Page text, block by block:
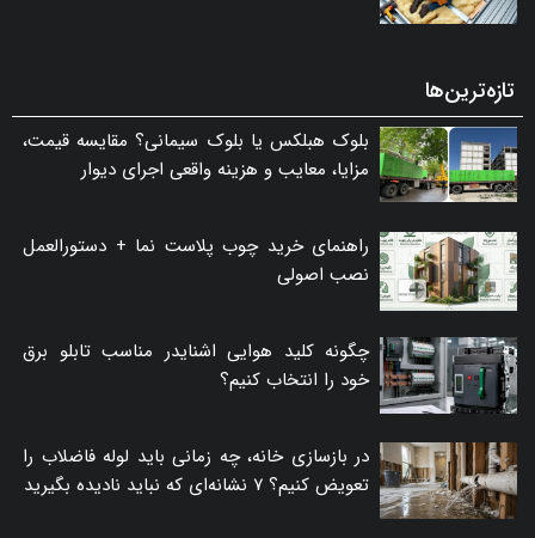
تازه‌ترین‌ها
بلوک هبلکس یا بلوک سیمانی؟ مقایسه قیمت،
مزایا، معایب و هزینه واقعی اجرای دیوار
راهنمای خرید چوب پلاست نما + دستورالعمل
نصب اصولی
چگونه کلید هوایی اشنایدر مناسب تابلو برق
خود را انتخاب کنیم؟
در بازسازی خانه، چه زمانی باید لوله فاضلاب را
تعویض کنیم؟ ۷ نشانه‌ای که نباید نادیده بگیرید